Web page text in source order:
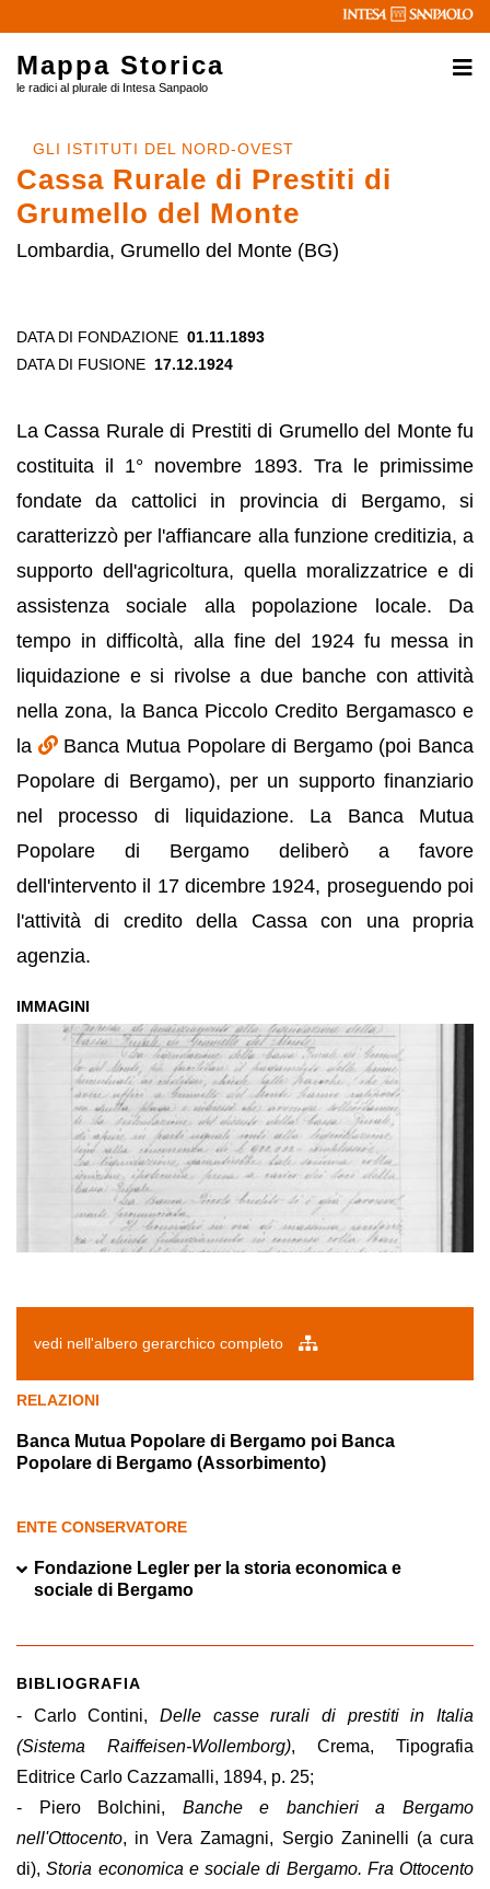
Mappa Storica
le radici al plurale di Intesa Sanpaolo
GLI ISTITUTI DEL NORD-OVEST
Cassa Rurale di Prestiti di
Grumello del Monte
Lombardia, Grumello del Monte (BG)
DATA DI FONDAZIONE 01.11.1893
DATA DI FUSIONE 17.12.1924
La Cassa Rurale di Prestiti di Grumello del Monte fu
costituita il 1° novembre 1893. Tra le primissime
fondate da cattolici in provincia di Bergamo, si
caratterizzò per l'affiancare alla funzione creditizia, a
supporto dell'agricoltura, quella moralizzatrice e di
assistenza sociale alla popolazione locale. Da
tempo in difficoltà, alla fine del 1924 fu messa in
liquidazione e si rivolse a due banche con attività
nella zona, la Banca Piccolo Credito Bergamasco e
la
Banca Mutua Popolare di Bergamo (poi Banca
Popolare di Bergamo), per un supporto finanziario
nel processo di liquidazione. La Banca Mutua
Popolare di Bergamo deliberò a favore
dell'intervento il 17 dicembre 1924, proseguendo poi
l'attività di credito della Cassa con una propria
agenzia.
IMMAGINI
vedi nell'albero gerarchico completo
RELAZIONI
Banca Mutua Popolare di Bergamo poi Banca
Popolare di Bergamo (Assorbimento)
ENTE CONSERVATORE
Fondazione Legler per la storia economica e
sociale di Bergamo
BIBLIOGRAFIA
- Carlo Contini, Delle casse rurali di prestiti in Italia
(Sistema Raiffeisen-Wollemborg), Crema, Tipografia
Editrice Carlo Cazzamalli, 1894, p. 25;
- Piero
Bolchini, Banche e banchieri a Bergamo
nell'Ottocento, in Vera Zamagni, Sergio Zaninelli (a cura
di),Storia economica e sociale di Bergamo. Fra Ottocento